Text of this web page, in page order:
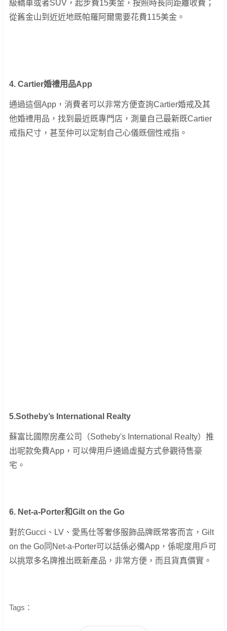
級轎車或者SUV，起步費15美金，按照時長同距離收費；
從舊金山到近近地既帕羅阿爾需要花費115美金。
4. Cartier婚禮用品App
通過這個App，消費者可以非常方便查詢Cartier婚戒及其
他婚禮用品，找到最近既專門店，測量自己最新既Cartier
戒指尺寸，甚至仲可以定制自己心儀既個性戒指。
5.Sotheby’s International Realty
蘇富比國際房產公司（Sotheby's International Realty）推
出呢款免費App，可以俾用戶通過虛擬方式參觀待售豪
宅。
6. Net-a-Porter和Gilt on the Go
對於Gucci、LV、愛馬仕等奢侈服飾品牌既常客而言，Gilt
on the Go同Net-a-Porter可以話係必備App，係呢度用戶可
以挑眾多名牌推出既新產品，非常方便，而且貨真價實。
Tags：